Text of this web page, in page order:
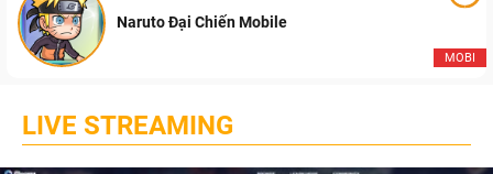
MOBI
Naruto Đại Chiến Mobile
LIVE STREAMING